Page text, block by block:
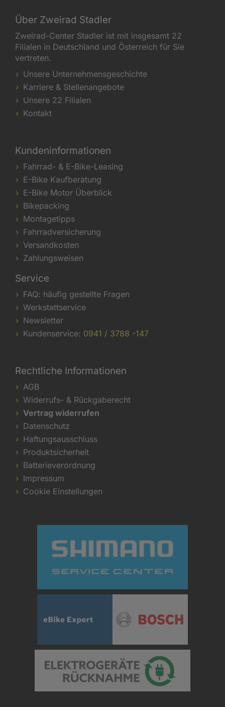
Über Zweirad Stadler
Zweirad-Center Stadler ist mit insgesamt 22
Filialen in Deutschland und Österreich für Sie
vertreten.
Unsere Unternehmensgeschichte
Karriere & Stellenangebote
Unsere 22 Filialen
Kontakt
Kundeninformationen
Fahrrad- & E-Bike-Leasing
E-Bike Kaufberatung
E-Bike Motor Überblick
Bikepacking
Montagetipps
Fahrradversicherung
Versandkosten
Zahlungsweisen
Service
FAQ: häufig gestellte Fragen
Werkstattservice
Newsletter
Kundenservice: 0941 / 3788 -147
Rechtliche Informationen
AGB
Widerrufs- & Rückgaberecht
Vertrag widerrufen
Datenschutz
Haftungsausschluss
Produktsicherheit
Batterieverordnung
Impressum
Cookie Einstellungen